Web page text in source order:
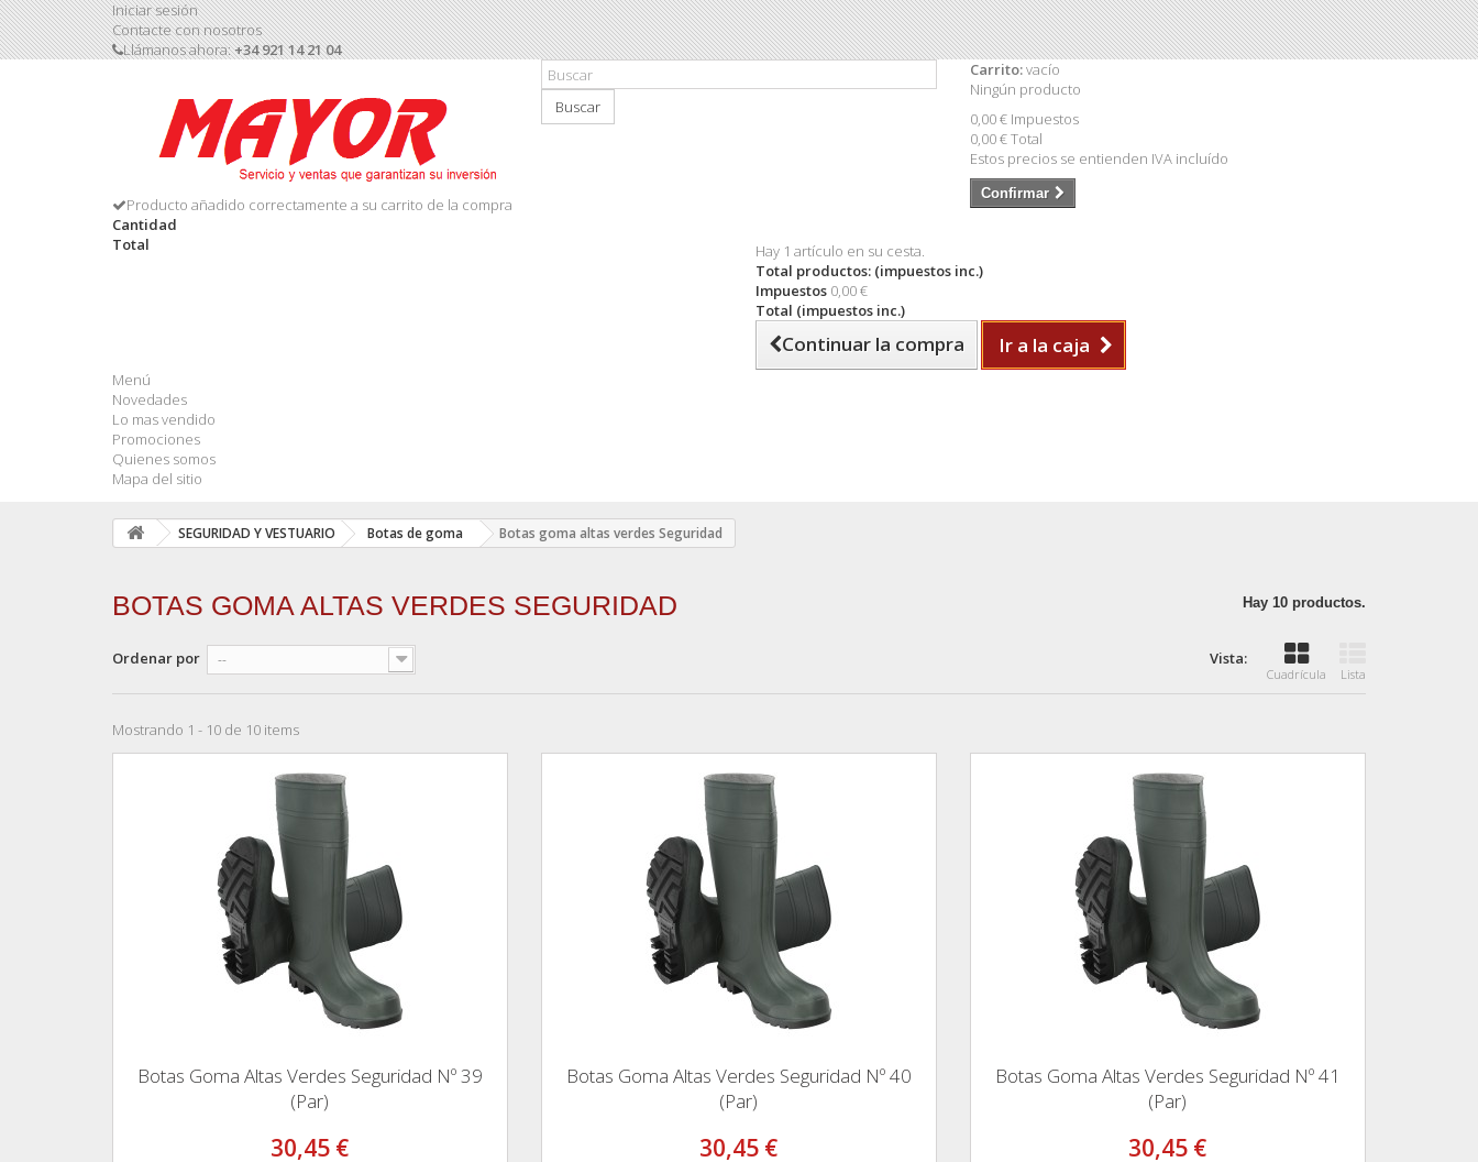
Iniciar sesión
Contacte con nosotros
Llámanos ahora:+34 921 14 21 04
Buscar
Carrito:vacío
Ningún producto
0,00 € Impuestos
0,00 €Total
Estos precios se entienden IVA incluído
Confirmar
Producto añadido correctamente a su carrito de la compra
Cantidad
Total
Hay 1 artículo en su cesta.
Total productos: (impuestos inc.)
Impuestos 0,00 €
Total (impuestos inc.)
Continuar la compra Ir a la caja
Menú
Novedades
Lo mas vendido
Promociones
Quienes somos
Mapa del sitio
SEGURIDAD Y VESTUARIO Botas de goma Botas goma altas verdes Seguridad
BOTAS GOMA ALTAS VERDES SEGURIDAD Hay 10 productos.
Vista:
Cuadrícula Lista
Ordenar por --
Mostrando 1 - 10 de 10 items
Botas Goma Altas Verdes Seguridad Nº 39
(Par)
30,45 €
Botas Goma Altas Verdes Seguridad Nº 40
(Par)
30,45 €
Botas Goma Altas Verdes Seguridad Nº 41
(Par)
30,45 €